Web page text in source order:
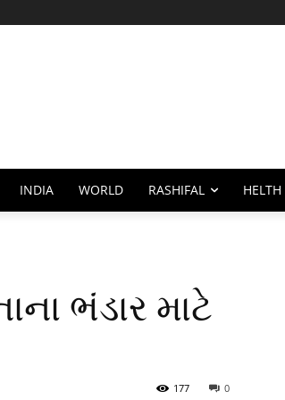
INDIA WORLD RASHIFAL HELTH
ભંડાર માટે
0
177